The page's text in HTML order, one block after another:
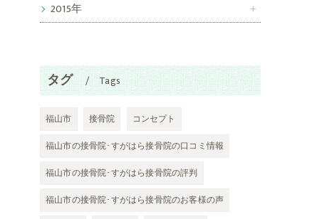
2015年
タグ Tags
福山市 接骨院
コンセプト
福山市の接骨院･すがはら接骨院の口コミ情報
福山市の接骨院･すがはら接骨院の評判
福山市の接骨院･すがはら接骨院のお客様の声